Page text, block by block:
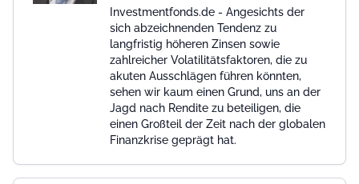
Investmentfonds.de - Angesichts der
sich abzeichnenden Tendenz zu
langfristig höheren Zinsen sowie
zahlreicher Volatilitätsfaktoren, die zu
akuten Ausschlägen führen könnten,
sehen wir kaum einen Grund, uns an der
Jagd nach Rendite zu beteiligen, die
einen Großteil der Zeit nach der globalen
Finanzkrise geprägt hat.